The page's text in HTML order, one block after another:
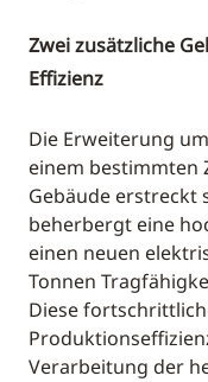
Zwei zusätzliche
Effizienz
Die Erweiterung
einem bestimmten
Gebäude erstreckt
beherbergt eine
einen neuen
Tonnen
Diese
Verarbeitung der